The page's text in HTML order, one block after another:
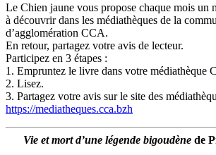
Le Chien jaune vous propose chaque mois un
à découvrir dans les médiathèques de la
d’agglomération CCA.
En retour, partagez votre avis de lecteur.
Participez en 3 étapes :
1. Empruntez le livre dans votre médiathèque
2. Lisez.
3. Partagez votre avis sur le site des
https://mediatheques.cca.bzh
Vie et mort d’une légende bigoudène de